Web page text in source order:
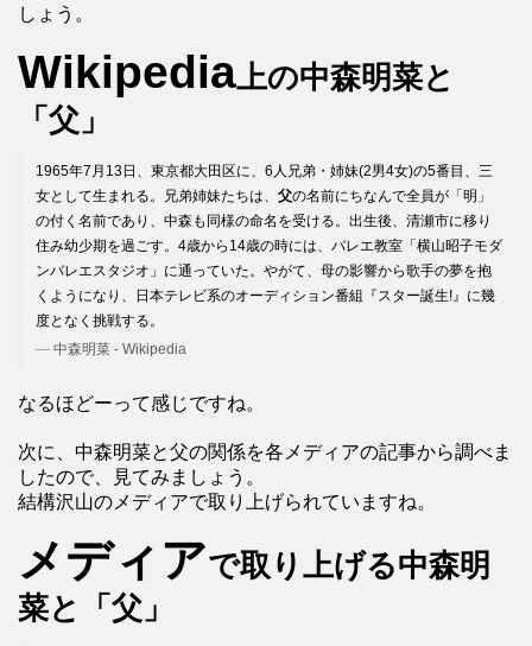
しょう。
Wikipedia上の中森明菜と
「父」
1965年7月13日、東京都大田区に、6人兄弟・姉妹(2男4女)の5番目、三
女として生まれる。兄弟姉妹たちは、 父の名前にちなんで全員が「明」
の付く名前であり、中森も同様の命名を受ける。出生後、清瀬市に移り
住み幼少期を過ごす。4歳から14歳の時には、バレエ教室「横山昭子モダ
ンバレエスタジオ」に通っていた。やがて、母の影響から歌手の夢を抱
くようになり、日本テレビ系のオーディション番組『スター誕生!』に幾
度となく挑戦する。
中森明菜 - Wikipedia
なるほどーって感じですね。
次に、中森明菜と父の関係を各メディアの記事から調べま
したので、見てみましょう。
結構沢山のメディアで取り上げられていますね。
メディアで取り上げる中森明
菜と「父」